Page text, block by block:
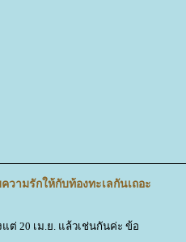
ามรักให้กับท้องทะเลกันเถอะ
ต่ 20 เม.ย. แล้วเช่นกันค่ะ ข้อ